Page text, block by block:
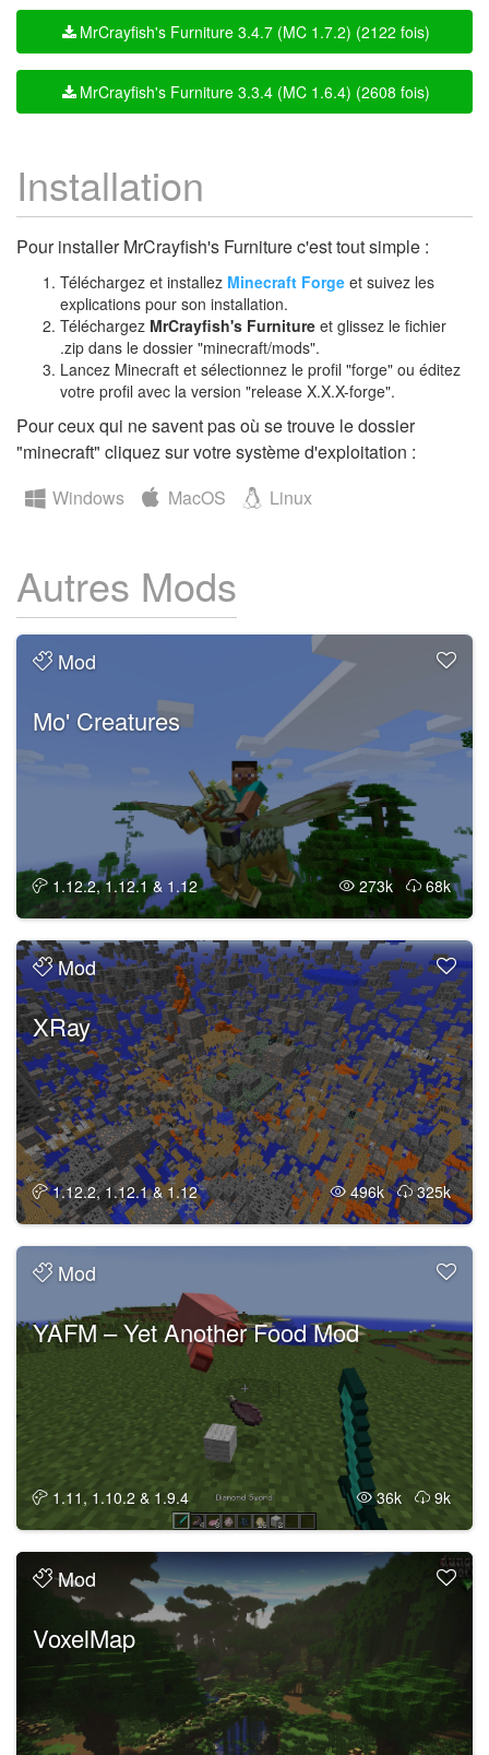
MrCrayfish's Furniture 3.4.7 (MC 1.7.2) (2122 fois)
MrCrayfish's Furniture 3.3.4 (MC 1.6.4) (2608 fois)
Installation
Pour installer MrCrayfish's Furniture c'est tout simple :
Téléchargez et installez Minecraft Forge et suivez les
explications pour son installation.
Téléchargez MrCrayfish's Furniture et glissez le fichier
.zip dans le dossier "minecraft/mods".
Lancez Minecraft et sélectionnez le profil "forge" ou éditez
votre profil avec la version "release X.X.X-forge".
Pour ceux qui ne savent pas où se trouve le dossier
"minecraft" cliquez sur votre système d'exploitation :
Windows
MacOS Linux
Autres Mods
Mod
Mo' Creatures
1.12.2, 1.12.1 & 1.12 273k 68k
Mod
XRay
1.12.2, 1.12.1 & 1.12 496k 325k
Mod
YAFM – Yet Another Food Mod
1.11, 1.10.2 & 1.9.4 36k 9k
Mod
VoxelMap